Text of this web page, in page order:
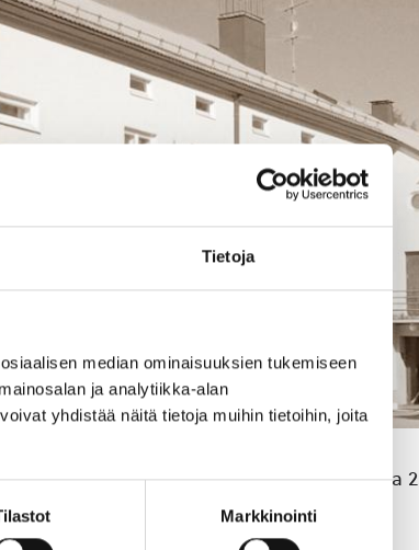
Tietoja
median ominaisuuksien tukemiseen
ja analytiikka-alan
yhdistää näitä tietoja muihin tietoihin, joita
Markkinointi
Kerkonjoen koululla maanantaina